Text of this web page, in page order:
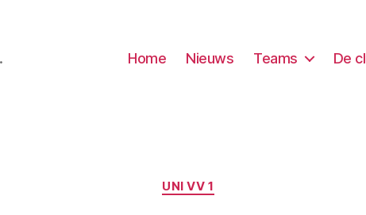
Home Nieuws Teams De
Categorieën
UNI VV 1